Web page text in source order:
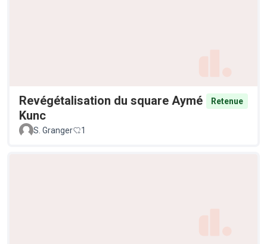
Revégétalisation du square Aymé
Kunc
Retenue
S. Granger 1